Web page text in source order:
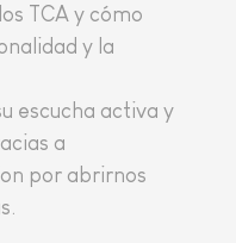
TCA y cómo
y la
escucha activa y
a
por abrirnos